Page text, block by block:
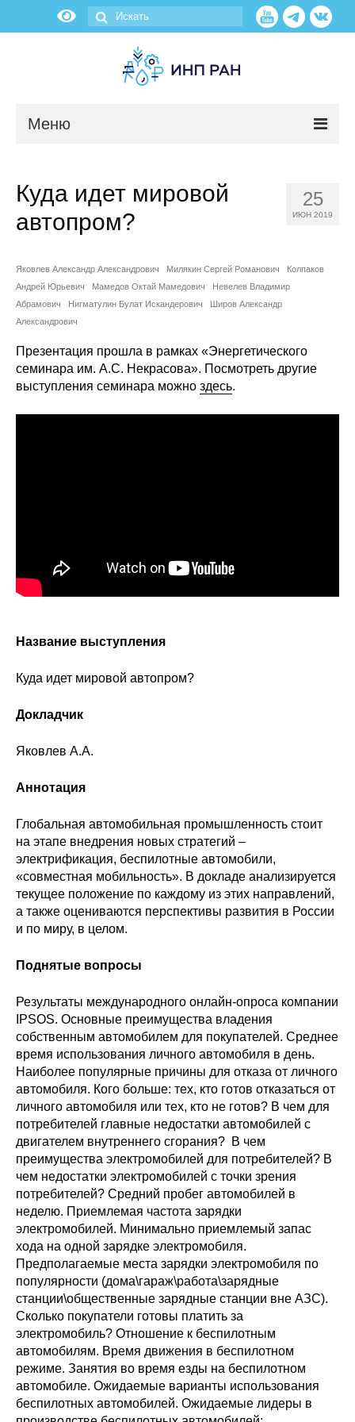
Меню
О нас
Об институте
Администрация
Сотрудники
Стандарты оформления
Научные труды
О журнале
Редакционная этика
Информация для авторов
Общие требования
Стандарты оформления
Семинары
Энергетический семинар
Российско-французский семинар
ЦДУ
Отрасли и регионы
Inforum
Ученый совет
Материалы
25
ИЮН 2019
Куда идет мировой
автопром?
Яковлев Александр Александрович Милякин Сергей Романович
Колпаков
Андрей Юрьевич
Мамедов Октай Мамедович
Невелев Владимир
Абрамович
Нигматулин Булат Искандерович
Широв Александр
Александрович
Презентация прошла в рамках «Энергетического
семинара им. А.С. Некрасова». Посмотреть другие
выступления семинара можно здесь.
Название выступления
Куда идет мировой автопром?
Докладчик
Яковлев А.А.
Аннотация
Глобальная автомобильная промышленность стоит
на этапе внедрения новых стратегий –
электрификация, беспилотные автомобили,
«совместная мобильность». В докладе анализируется
текущее положение по каждому из этих направлений,
а также оцениваются перспективы развития в России
и по миру, в целом.
Поднятые вопросы
Результаты международного онлайн-опроса компании
IPSOS. Основные преимущества владения
собственным автомобилем для покупателей. Среднее
время использования личного автомобиля в день.
Наиболее популярные причины для отказа от личного
автомобиля. Кого больше: тех, кто готов отказаться от
личного автомобиля или тех, кто не готов? В чем для
потребителей главные недостатки автомобилей с
двигателем внутреннего сгорания? В чем
преимущества электромобилей для потребителей? В
чем недостатки электромобилей с точки зрения
потребителей? Средний пробег автомобилей в
неделю. Приемлемая частота зарядки
электромобилей. Минимально приемлемый запас
хода на одной зарядке электромобиля.
Предполагаемые места зарядки электромобиля по
популярности (дома\гараж\работа\зарядные
станции\общественные зарядные станции вне АЗС).
Сколько покупатели готовы платить за
электромобиль? Отношение к беспилотным
автомобилям. Время движения в беспилотном
режиме. Занятия во время езды на беспилотном
автомобиле. Ожидаемые варианты использования
беспилотных автомобилей. Ожидаемые лидеры в